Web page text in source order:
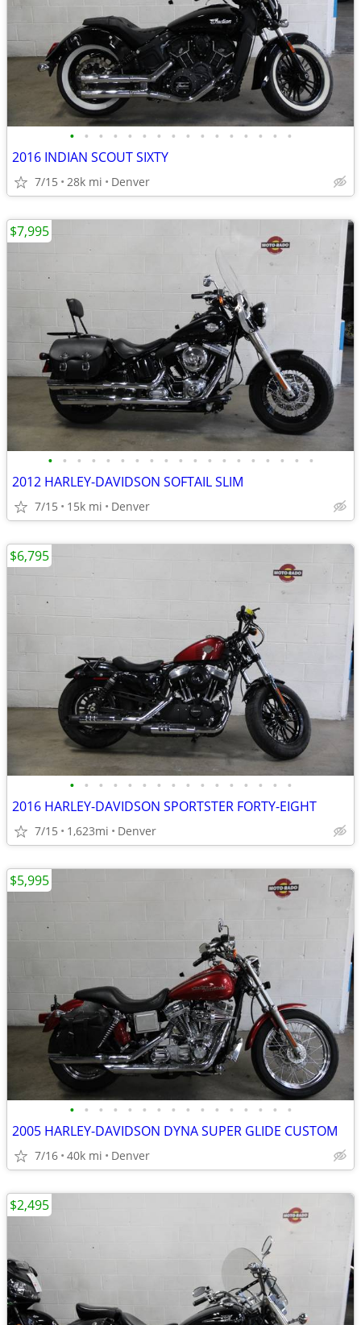
• • • • • • • • • • • • • • • •
2016 INDIAN SCOUT SIXTY
7/15 28k mi Denver
• • • • • • • • • • • • • • • • • • •
2012 HARLEY-DAVIDSON SOFTAIL SLIM
7/15 15k mi Denver
$7,995
• • • • • • • • • • • • • • • •
2016 HARLEY-DAVIDSON SPORTSTER FORTY-EIGHT
7/15 1,623mi Denver
$6,795
• • • • • • • • • • • • • • • •
2005 HARLEY-DAVIDSON DYNA SUPER GLIDE CUSTOM
7/16 40k mi Denver
$5,995
$2,495